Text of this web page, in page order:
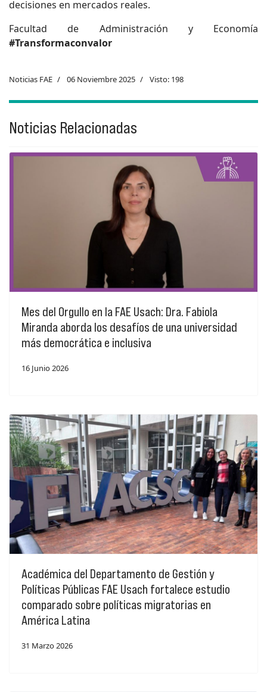
decisiones en mercados reales.
Facultad de Administración y Economía
#Transformaconvalor
Noticias FAE 06 Noviembre 2025 Visto: 198
Noticias Relacionadas
Mes del Orgullo en la FAE Usach: Dra. Fabiola
Miranda aborda los desafíos de una universidad
más democrática e inclusiva
16 Junio 2026
Académica del Departamento de Gestión y
Políticas Públicas FAE Usach fortalece estudio
comparado sobre políticas migratorias en
América Latina
31 Marzo 2026